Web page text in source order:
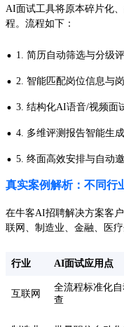
AI面试工具将原本碎片化
程。流程如下：
· 1. 简历自动筛选与分级评
· 2. 智能匹配岗位信息与
· 3. 结构化AI语音/视频面
· 4. 多维评测报告智能生
· 5. 终面高效安排与自动
真实案例解析：不同行
在牛客AI招聘解决方案客
联网、制造业、金融、医
行业 AI面试应用点
互联网
全流程标准化
查